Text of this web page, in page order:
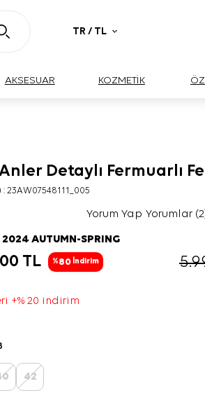
TR / TL
AKSESUAR KOZMETİK
Detaylı Fermuarlı
:23AW07548111_005
Yorum Yap Yorumlar
2024 AUTUMN-SPRING
TL %80 İndirim
+% 20 indirim
42